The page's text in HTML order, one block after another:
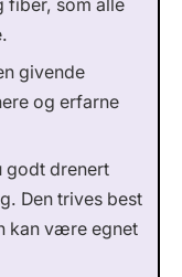
fiber, som alle
givende
og erfarne
godt drenert
Den trives best
kan være egnet